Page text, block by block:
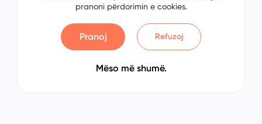
pranoni përdorimin e cookies.
Pranoj Refuzoj
Mëso më shumë.